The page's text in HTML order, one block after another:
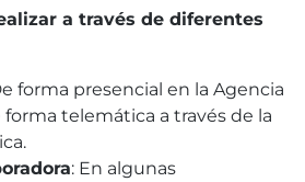
a través de diferentes
forma presencial en la Agencia
telemática a través de la
: En algunas